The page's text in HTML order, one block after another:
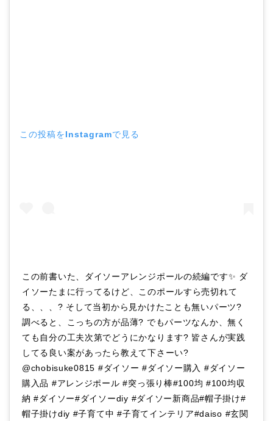
この投稿をInstagramで見る
この前書いた、ダイソーアレンジポールの続編です✨ ダ
イソーたまに行ってるけど、このポールすら売切れて
る、、、? そして当初から見かけたことも無いパーツ?
調べると、こっちの方が品薄? でもパーツなんか、無く
ても自分の工夫次第でどうにかなります? 皆さんが実践
してる良い案があったら教えて下さーい?
@chobisuke0815 #ダイソー #ダイソー購入 #ダイソー
購入品 #アレンジポール #突っ張り棒#100均 #100均収
納 #ダイソー#ダイソーdiy #ダイソー新商品#帽子掛け#
帽子掛けdiy #子育て中 #子育てインテリア#daiso #玄関